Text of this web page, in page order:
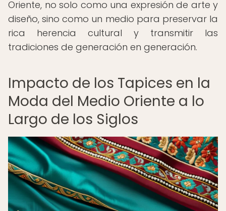
Oriente, no solo como una expresión de arte y
diseño, sino como un medio para preservar la
rica herencia cultural y transmitir las
tradiciones de generación en generación.
Impacto de los Tapices en la
Moda del Medio Oriente a lo
Largo de los Siglos